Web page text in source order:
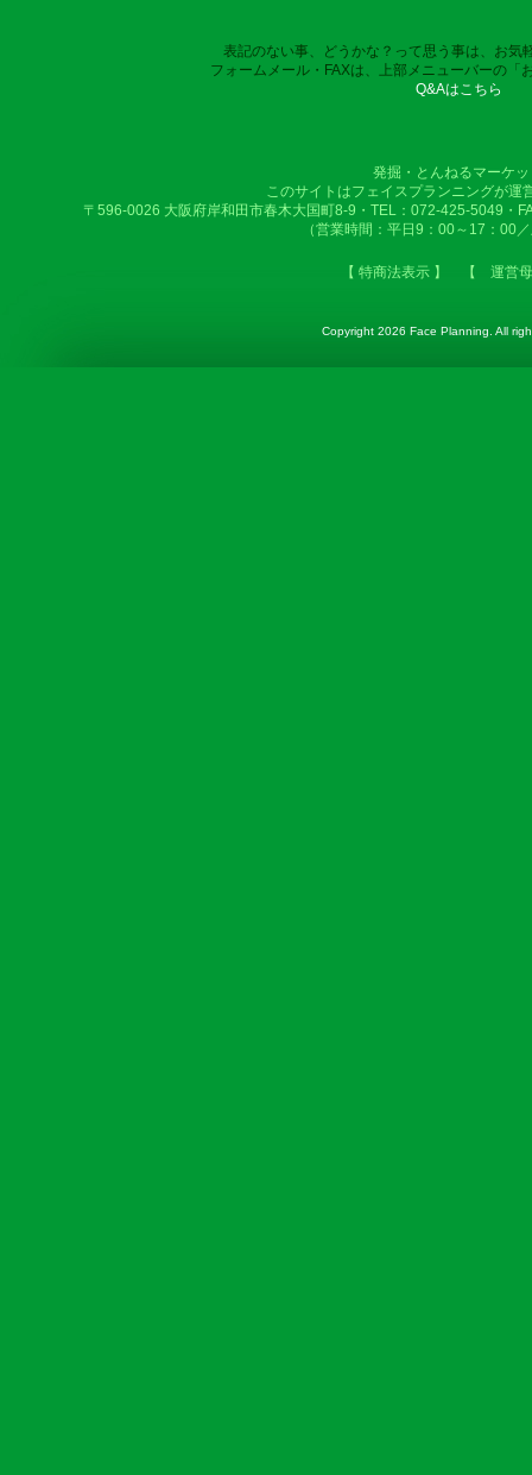
表記のない事、どうかな？って思う事は、お気
フォームメール・FAXは、上部メニューバーの「
Q&Aはこちら
発掘・とんねるマーケ
このサイトはフェイスプランニングが運
〒596-0026 大阪府岸和田市春木大国町8-9・TEL：072-425-5049・
（営業時間：平日9：00～17：00
【 特商法表示 】 【 運営
Copyright 2026 Face Planning. All